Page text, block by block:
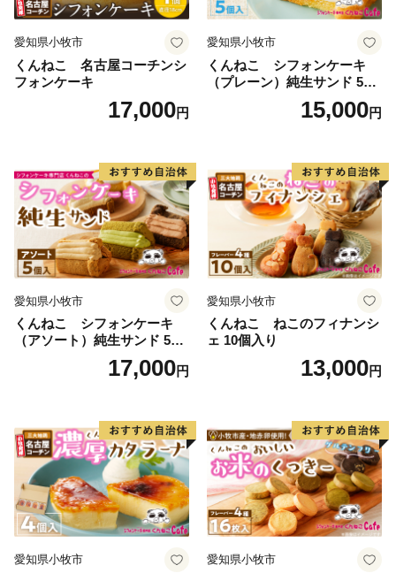
愛知県小牧市
くんねこ 名古屋コーチンシ
フォンケーキ
17,000円
愛知県小牧市
くんねこ シフォンケーキ
（プレーン）純生サンド 5個
15,000円
愛知県小牧市
くんねこ シフォンケーキ
（アソート）純生サンド 5個
17,000円
愛知県小牧市
くんねこ ねこのフィナンシ
ェ 10個入り
13,000円
愛知県小牧市 愛知県小牧市